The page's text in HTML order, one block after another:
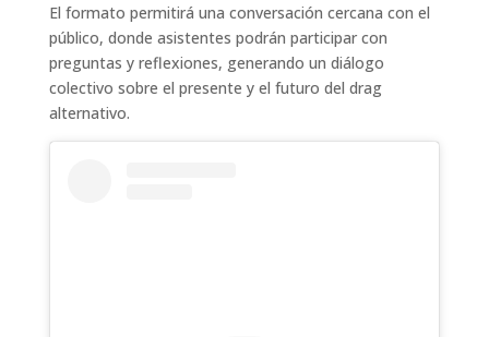
El formato permitirá una conversación cercana con el
público, donde asistentes podrán participar con
preguntas y reflexiones, generando un diálogo
colectivo sobre el presente y el futuro del drag
alternativo.